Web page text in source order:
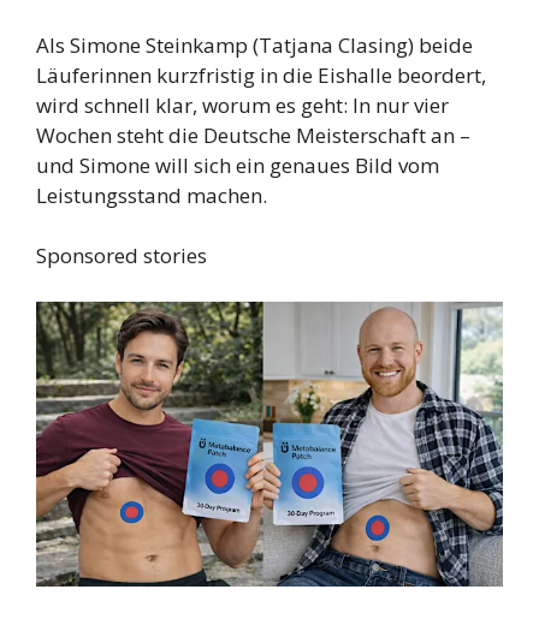
Als Simone Steinkamp (Tatjana Clasing) beide
Läuferinnen kurzfristig in die Eishalle beordert,
wird schnell klar, worum es geht: In nur vier
Wochen steht die Deutsche Meisterschaft an –
und Simone will sich ein genaues Bild vom
Leistungsstand machen.
Sponsored stories